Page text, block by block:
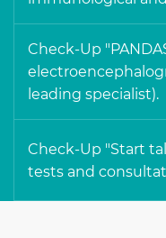
Check-Up
leading specialist).
Check-Up "Start
tests and